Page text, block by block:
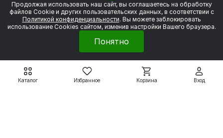
Каталог Избранное Корзина Вход
Продолжая использовать наш сайт, вы соглашаетесь на обработку
файлов Сookie и других пользовательских данных, в соответствии с
Политикой конфиденциальности. Вы можете заблокировать
использование Cookies сайтом, изменив настройки Вашего браузера.
Понятно